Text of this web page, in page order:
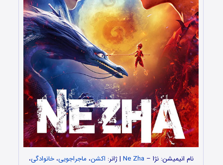
نام انیمیشن: نژا –Ne Zha | ژانر: اکشن، ماجراجویی،خانوادگی،